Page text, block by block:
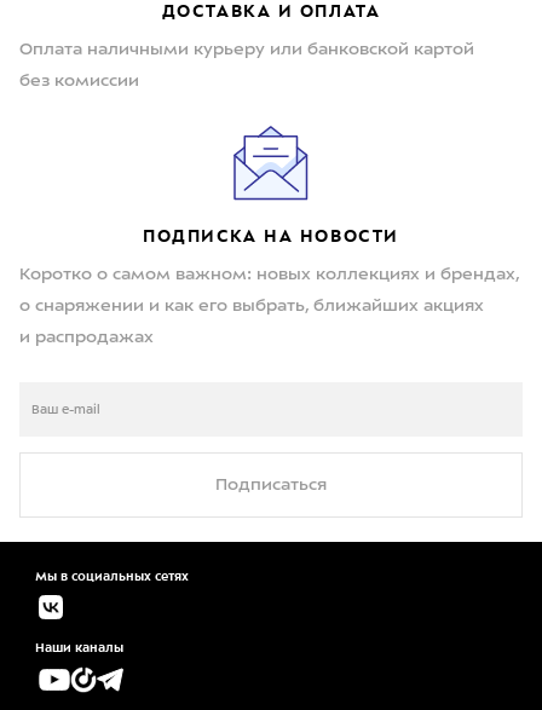
ДОСТАВКА И ОПЛАТА
Оплата наличными курьеру или банковской картой
без комиссии
ПОДПИСКА НА НОВОСТИ
Коротко о самом важном: новых коллекциях и брендах,
о снаряжении и как его выбрать, ближайших акциях
и распродажах
Подписаться
Мы в социальных сетях
Наши каналы